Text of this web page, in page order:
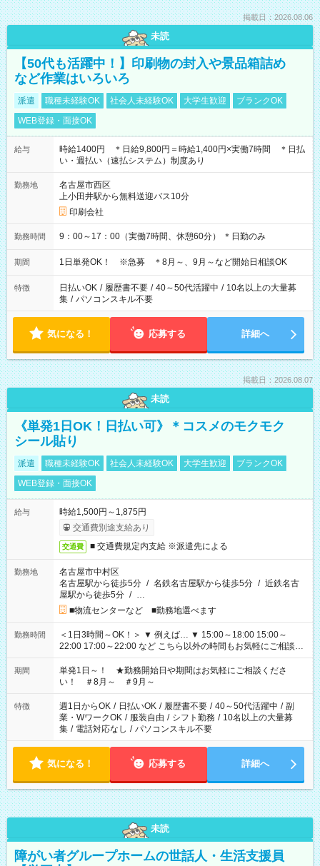
掲載日：2026.08.06
未読
【50代も活躍中！】印刷物の封入や景品箱詰め
など作業はいろいろ
派遣 職種未経験OK 社会人未経験OK 大学生歓迎
ブランクOK
WEB登録・面接OK
給与
時給1400円 ＊日給9,800円＝時給1,400円×実働7時間 ＊日払
い・週払い（速払システム）制度あり
勤務地
名古屋市西区
上小田井駅から無料送迎バス10分
印刷会社
勤務時間 9：00～17：00（実働7時間、休憩60分） ＊日勤のみ
期間 1日単発OK！ ※急募 ＊8月～、9月～など開始日相談OK
特徴 日払いOK / 履歴書不要 / 40～50代活躍中 / 10名以上の大量募
集 / パソコンスキル不要
気になる！ 応募する 詳細へ
掲載日：2026.08.07
未読
《単発1日OK！日払い可》＊コスメのモクモク
シール貼り
派遣 職種未経験OK 社会人未経験OK 大学生歓迎
ブランクOK
WEB登録・面接OK
給与
時給1,500円～1,875円
交通費別途支給あり
交通費 ■ 交通費規定内支給 ※派遣先による
勤務地
名古屋市中村区
名古屋駅から徒歩5分 / 名鉄名古屋駅から徒歩5分 / 近鉄名古
屋駅から徒歩5分 / …
■物流センターなど ■勤務地選べます
勤務時間
＜1日3時間～OK！＞ ▼ 例えば… ▼ 15:00～18:00 15:00～
22:00 17:00～22:00 など こちら以外の時間もお気軽にご相談く
ださい！
期間
単発1日～！ ★勤務開始日や期間はお気軽にご相談くださ
い！ ＃8月～ ＃9月～
特徴 週1日からOK / 日払いOK / 履歴書不要 / 40～50代活躍中 / 副
業・WワークOK / 服装自由 / シフト勤務 / 10名以上の大量募
集 / 電話対応なし / パソコンスキル不要
気になる！ 応募する 詳細へ
未読
障がい者グループホームの世話人・生活支援員